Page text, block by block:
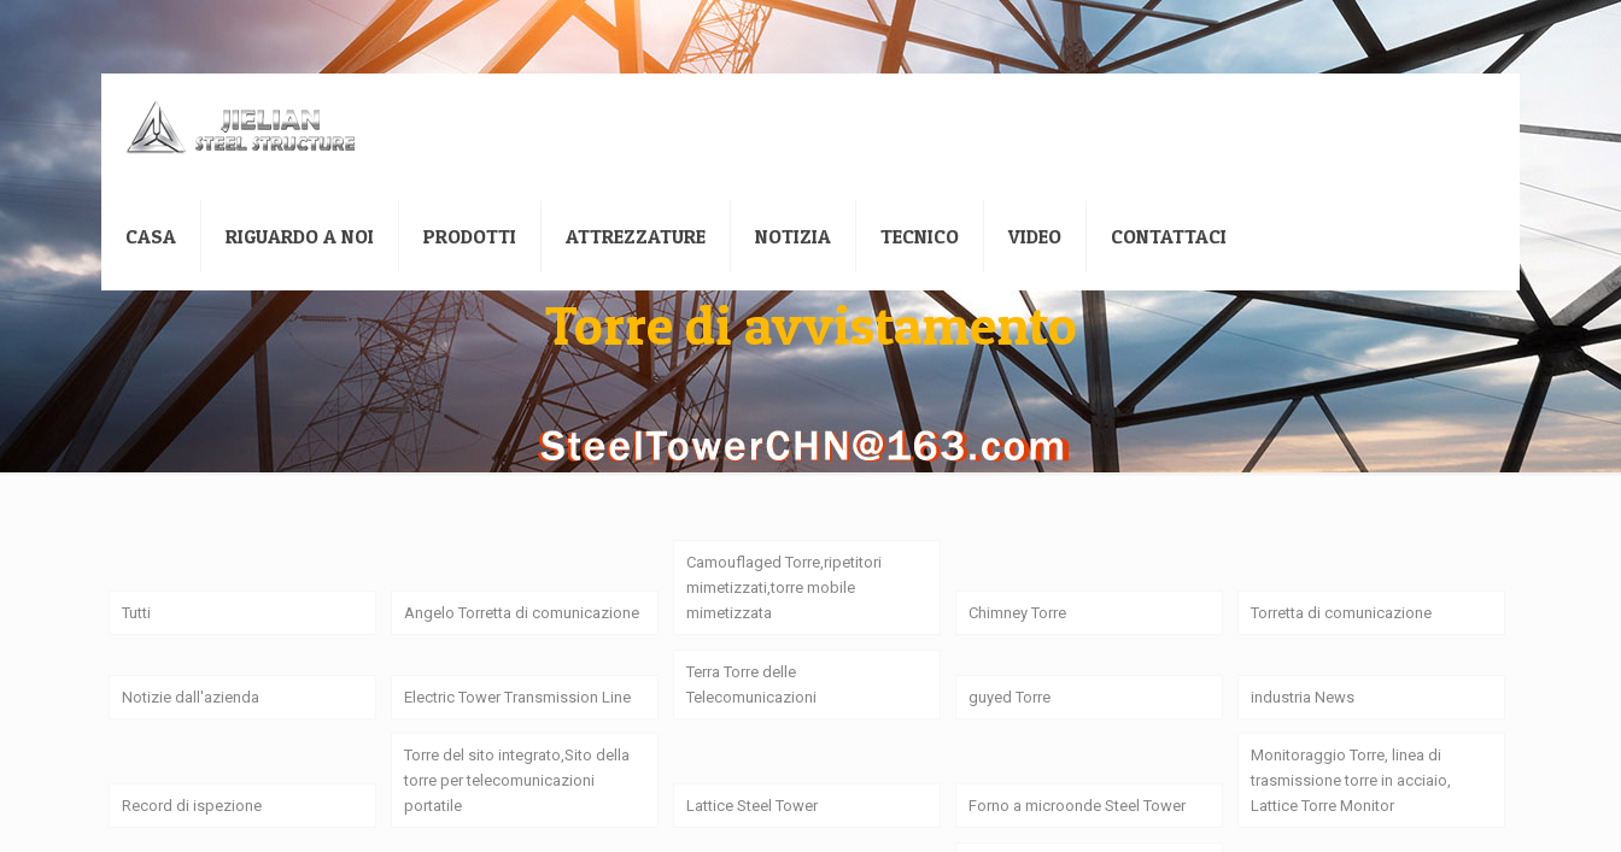
CASA RIGUARDO A NOI PRODOTTI ATTREZZATURE NOTIZIA TECNICO VIDEO CONTATTACI
Torre di avvistamento
Tutti Angelo Torretta di comunicazione
Camouflaged Torre,ripetitori
mimetizzati,torre mobile
mimetizzata
Chimney Torre Torretta di comunicazione
Notizie dall'azienda Electric Tower Transmission Line
Terra Torre delle
Telecomunicazioni
guyed Torre industria News
Record di ispezione
Torre del sito integrato,Sito della
torre per telecomunicazioni
portatile
Lattice Steel Tower Forno a microonde Steel Tower
Monitoraggio Torre, linea di
trasmissione torre in acciaio,
Lattice Torre Monitor